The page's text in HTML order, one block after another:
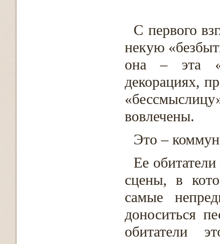
С первого
некую
она – эта
декорациях,
вовлечены.
Это –
Ее
сцены, в
самые
доноситься
обитатели